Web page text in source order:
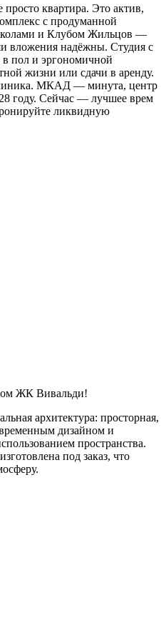
квартира. Это актив,
с продуманной
и Клубом Жильцов —
вложения надёжны. Студия с
пол и эргономичной
жизни или сдачи в аренду.
МКАД — минута, центр
году. Сейчас — лучшее врем
ликвидную
ЖК Вивальди!
архитектура: просторная,
дизайном и
пространства.
под заказ, что